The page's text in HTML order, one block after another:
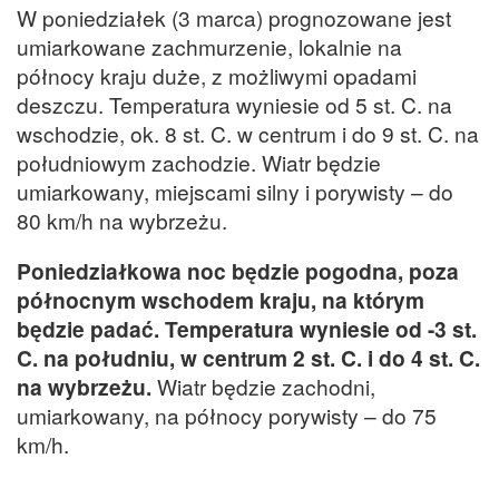
W poniedziałek (3 marca) prognozowane jest
umiarkowane zachmurzenie, lokalnie na
północy kraju duże, z możliwymi opadami
deszczu. Temperatura wyniesie od 5 st. C. na
wschodzie, ok. 8 st. C. w centrum i do 9 st. C. na
południowym zachodzie. Wiatr będzie
umiarkowany, miejscami silny i porywisty – do
80 km/h na wybrzeżu.
Poniedziałkowa noc będzie pogodna, poza
północnym wschodem kraju, na którym
będzie padać. Temperatura wyniesie od -3 st.
C. na południu, w centrum 2 st. C. i do 4 st. C.
na wybrzeżu. Wiatr będzie zachodni,
umiarkowany, na północy porywisty – do 75
km/h.